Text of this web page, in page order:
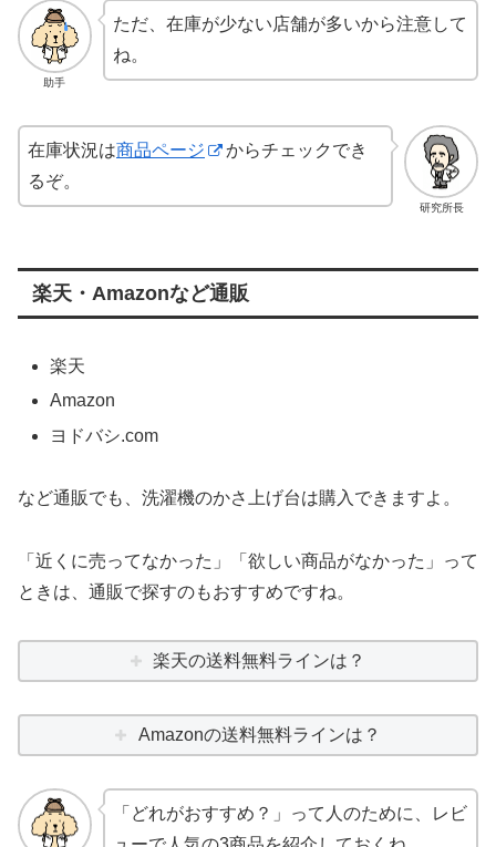
助手
ただ、在庫が少ない店舗が多いから注意して
ね。
研究所長
在庫状況は商品ページ
からチェックでき
るぞ。
楽天・Amazonなど通販
楽天
Amazon
ヨドバシ.com
など通販でも、洗濯機のかさ上げ台は購入できますよ。
「近くに売ってなかった」「欲しい商品がなかった」って
ときは、通販で探すのもおすすめですね。
楽天の送料無料ラインは？
Amazonの送料無料ラインは？
「どれがおすすめ？」って人のために、レビ